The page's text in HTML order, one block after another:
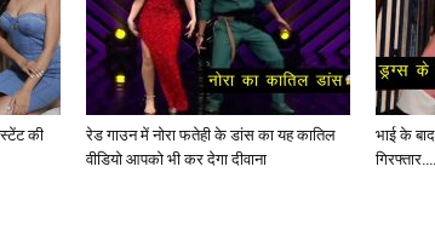
की
रेड गाउन में नोरा फतेही के डांस का यह कातिल
वीडियो आपको भी कर देगा दीवाना
भाई के